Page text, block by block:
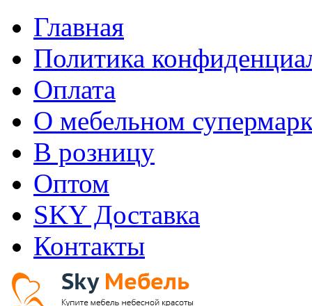
Главная
Политика
Оплата
О мебельном
В розницу
Оптом
SKY Доставка
Контакты